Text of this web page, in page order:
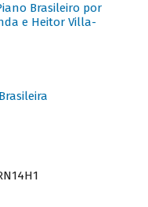
Brasileiro por
e Heitor Villa-